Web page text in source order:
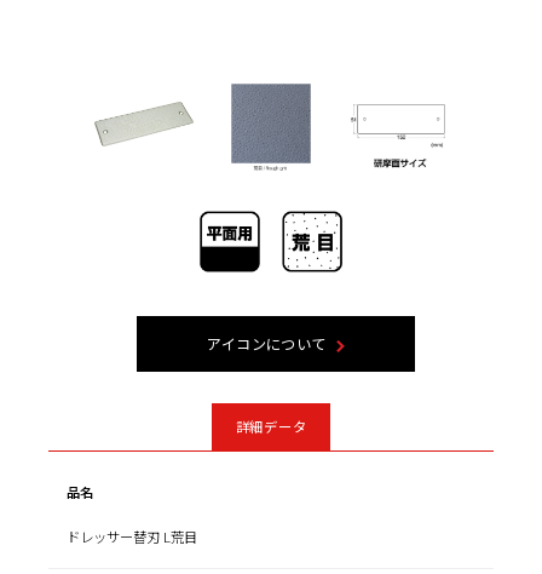
アイコンについて
詳細データ
品名
ドレッサー替刃 L荒目